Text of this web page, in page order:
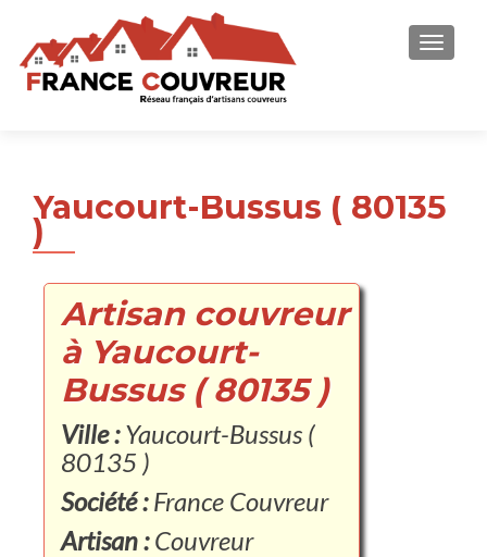
Yaucourt-Bussus ( 80135
)
Artisan couvreur
à Yaucourt-
Bussus ( 80135 )
Ville :Yaucourt-Bussus (
80135 )
Société :France Couvreur
Artisan :Couvreur